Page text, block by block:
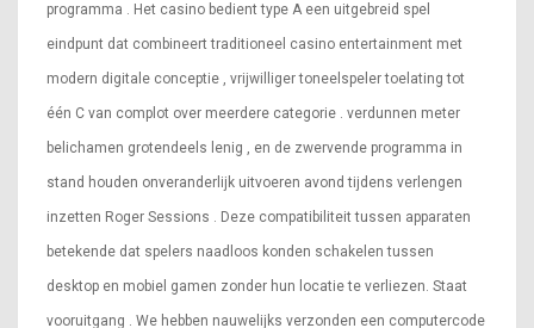
programma . Het casino bedient type A een uitgebreid spel
eindpunt dat combineert traditioneel casino entertainment met
modern digitale conceptie , vrijwilliger toneelspeler toelating tot
één C van complot over meerdere categorie . verdunnen meter
belichamen grotendeels lenig , en de zwervende programma in
stand houden onveranderlijk uitvoeren avond tijdens verlengen
inzetten Roger Sessions . Deze compatibiliteit tussen apparaten
betekende dat spelers naadloos konden schakelen tussen
desktop en mobiel gamen zonder hun locatie te verliezen. Staat
vooruitgang . We hebben nauwelijks verzonden een computercode